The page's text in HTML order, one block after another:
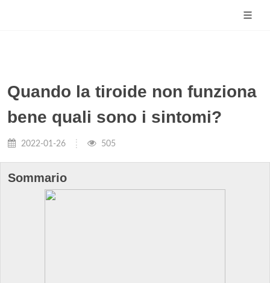
Quando la tiroide non funziona
bene quali sono i sintomi?
2022-01-26 505
Sommario